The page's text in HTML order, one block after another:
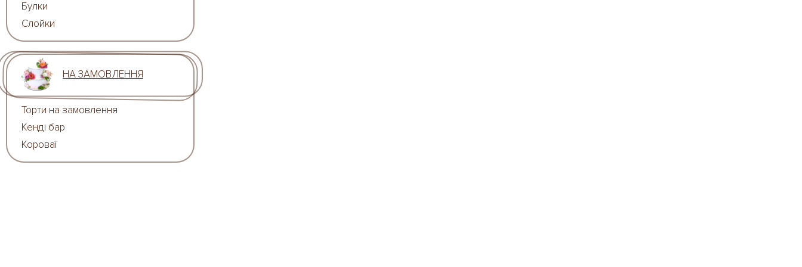
Булки
Слойки
НА ЗАМОВЛЕННЯ
Торти на замовлення
Кенді бар
Короваї